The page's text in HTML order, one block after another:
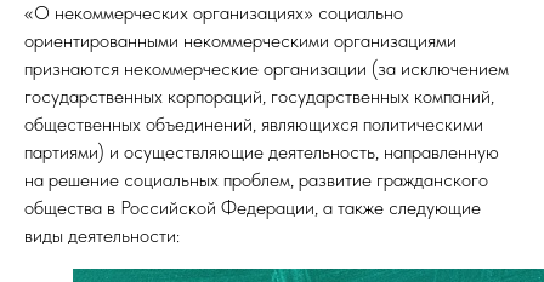
«О некоммерческих организациях» социально
ориентированными некоммерческими организациями
признаются некоммерческие организации (за исключением
государственных корпораций, государственных компаний,
общественных объединений, являющихся политическими
партиями) и осуществляющие деятельность, направленную
на решение социальных проблем, развитие гражданского
общества в Российской Федерации, а также следующие
виды деятельности: